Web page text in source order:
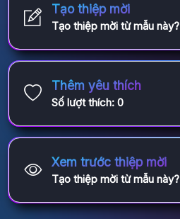
Tạo thiệp mời
Tạo thiệp mời từ mẫu này?
Thêm yêu thích
Số lượt thích: 0
Xem trước thiệp mời
Tạo thiệp mời từ mẫu này?